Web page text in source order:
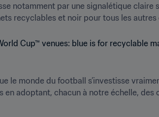
notamment par une signalétique claire
le monde du football s’investisse
en adoptant, chacun à notre échelle,